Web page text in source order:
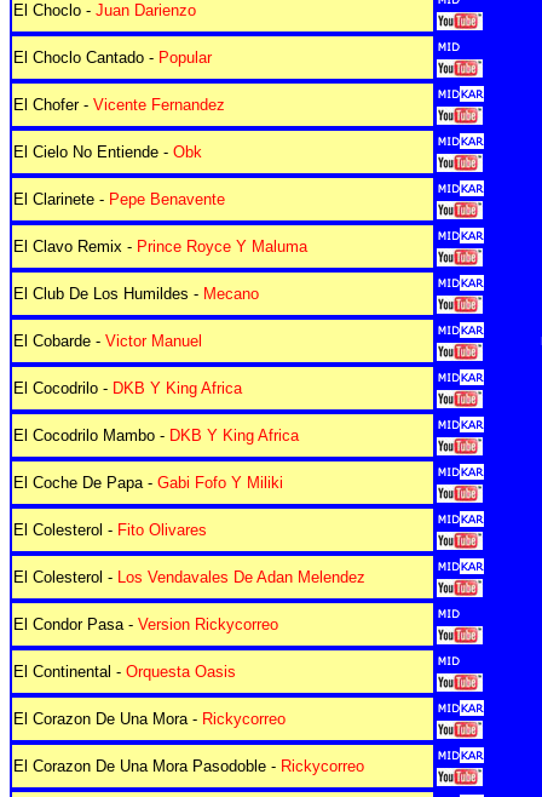
El Choclo - Juan Darienzo
El Choclo Cantado - Popular
El Chofer - Vicente Fernandez
El Cielo No Entiende - Obk
El Clarinete - Pepe Benavente
El Clavo Remix - Prince Royce Y Maluma
El Club De Los Humildes - Mecano
El Cobarde - Victor Manuel
El Cocodrilo - DKB Y King Africa
El Cocodrilo Mambo - DKB Y King Africa
El Coche De Papa - Gabi Fofo Y Miliki
El Colesterol - Fito Olivares
El Colesterol - Los Vendavales De Adan Melendez
El Condor Pasa - Version Rickycorreo
El Continental - Orquesta Oasis
El Corazon De Una Mora - Rickycorreo
El Corazon De Una Mora Pasodoble - Rickycorreo